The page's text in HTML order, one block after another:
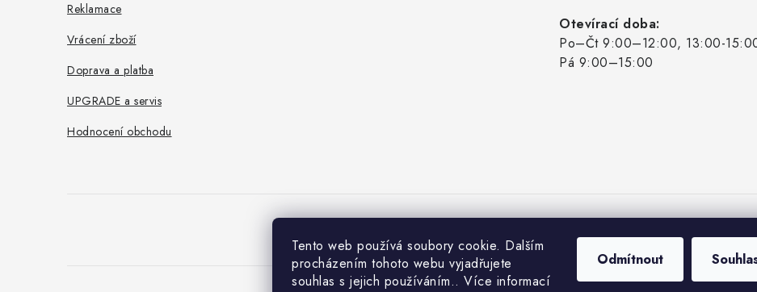
Tento web používá soubory cookie. Dalším
procházením tohoto webu vyjadřujete
souhlas s jejich používáním.. Více informací
Odmítnout
Reklamace
Vrácení zboží
Doprava a platba
UPGRADE a servis
Hodnocení obchodu
Otevírací doba:
Po–Čt 9:00–12:00, 13:00-
Pá 9:00–15:00